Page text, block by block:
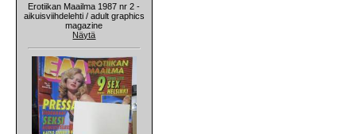
Erotiikan Maailma 1987 nr 2 -
aikuisviihdelehti / adult graphics
magazine
Näytä